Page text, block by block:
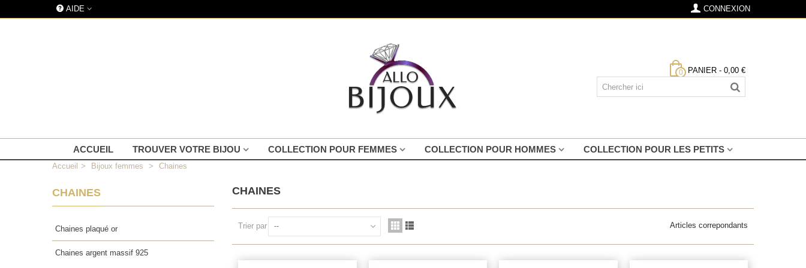
AIDE CONNEXION
0 PANIER - 0,00 €
ACCUEIL TROUVER VOTRE BIJOU COLLECTION POUR FEMMES COLLECTION POUR HOMMES COLLECTION POUR LES PETITS
Accueil > Bijoux femmes > Chaines
CHAINES
Chaines plaqué or
Chaines argent massif 925
CHAINES
Trier par -- Articles correpondants